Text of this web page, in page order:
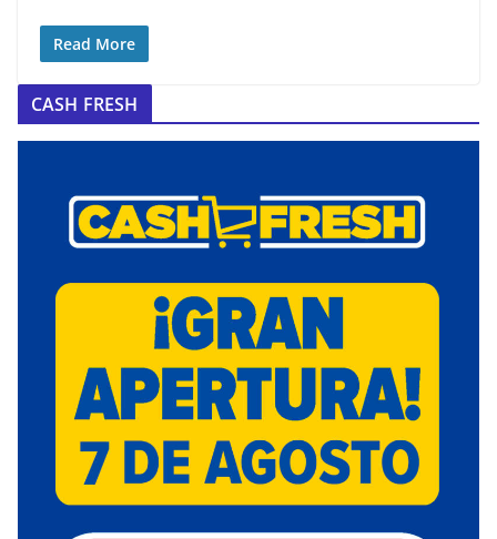
Read More
CASH FRESH